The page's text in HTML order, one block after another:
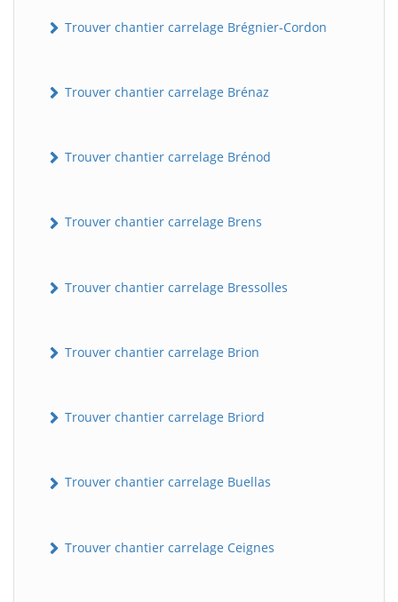
Trouver chantier carrelage Brégnier-Cordon
Trouver chantier carrelage Brénaz
Trouver chantier carrelage Brénod
Trouver chantier carrelage Brens
Trouver chantier carrelage Bressolles
Trouver chantier carrelage Brion
Trouver chantier carrelage Briord
Trouver chantier carrelage Buellas
Trouver chantier carrelage Ceignes